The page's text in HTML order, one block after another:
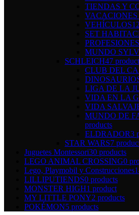
TIENDAS Y
VEHÍCULOS
SET
PROFESIONES
MUNDO
SCHLEICH47
CLUB DEL
LIGA DE LA
VIDA EN LA
VIDA
MUNDO DE
products
ELDRADOR3
STAR WARS7
Juguetes Montessori30 products
LEGO ANIMAL CROSSING0
Lego, Playmobil y Construcciones
LILLIPUTIENDS0 products
MONSTER HIGH1 product
MY LITTLE PONY2 products
POKÉMON5 products